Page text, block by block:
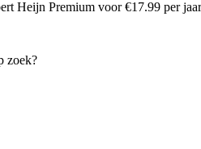
Heijn Premium voor €17.99 per jaar